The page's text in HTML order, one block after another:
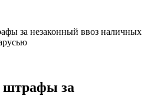
за незаконный ввоз наличных
штрафы за